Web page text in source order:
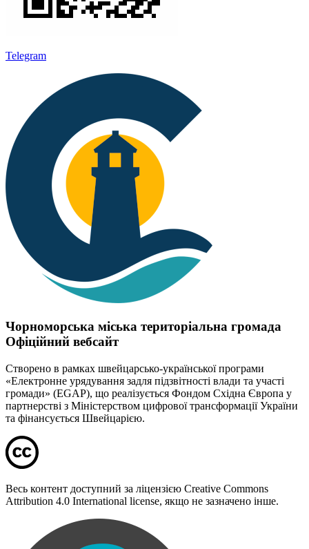
Telegram
Чорноморська міська територіальна громада
Офіційний вебсайт
Створено в рамках швейцарсько-української програми
«Електронне урядування задля підзвітності влади та участі
громади» (EGAP), що реалізується Фондом Східна Європа у
партнерстві з Міністерством цифрової трансформації України
та фінансується Швейцарією.
Весь контент доступний за ліцензією Creative Commons
Attribution 4.0 International license, якщо не зазначено інше.